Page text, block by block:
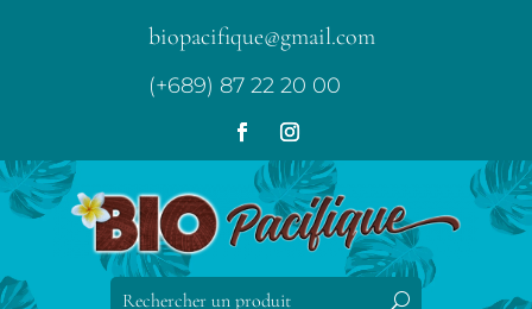
biopacifique@gmail.com
(+689) 87 22 20 00